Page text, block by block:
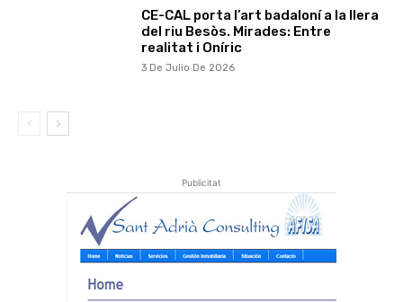
CE-CAL porta l’art badaloní a la llera
del riu Besòs. Mirades: Entre
realitat i Oníric
3 De Julio De 2026
Publicitat